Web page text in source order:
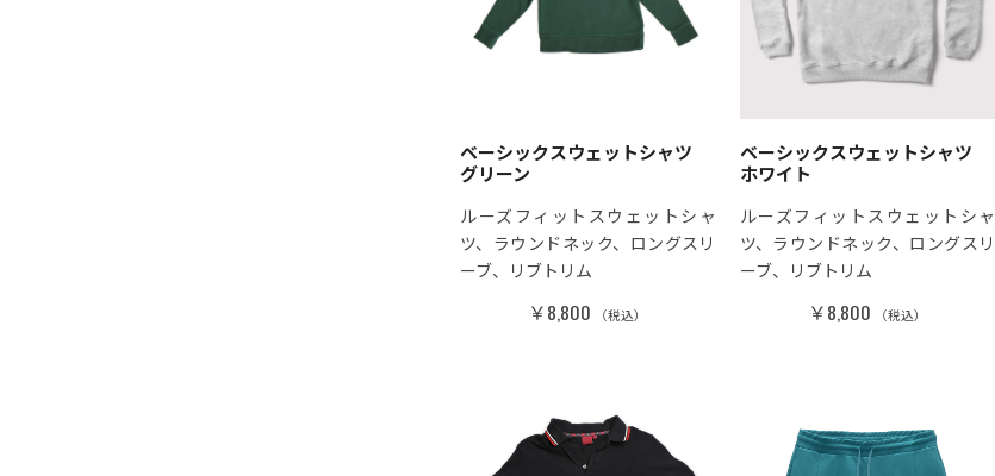
ベーシックスウェットシャツ
グリーン
ルーズフィットスウェットシャ
ツ、ラウンドネック、ロングスリ
ーブ、リブトリム
￥8,800 （税込）
ベーシックスウェットシャツ
ホワイト
ルーズフィットスウェットシャ
ツ、ラウンドネック、ロングスリ
ーブ、リブトリム
￥8,800 （税込）